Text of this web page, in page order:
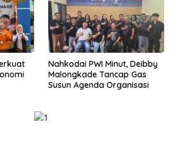
Nahkodai PWI Minut, Deibby
Malongkade Tancap Gas
Susun Agenda Organisasi